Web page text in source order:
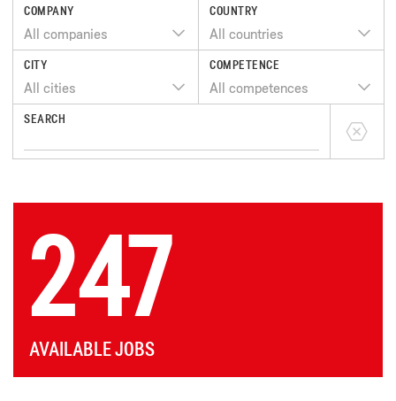
COMPANY
All companies
COUNTRY
All countries
CITY
All cities
COMPETENCE
All competences
SEARCH
247
AVAILABLE JOBS